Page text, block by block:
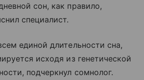
сон, как правило,
специалист.
единой длительности сна,
исходя из генетической
подчеркнул сомнолог.